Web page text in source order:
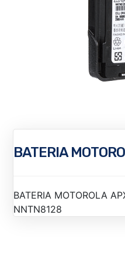
BATERIA
BATERIA MOTOROLA
NNTN8128